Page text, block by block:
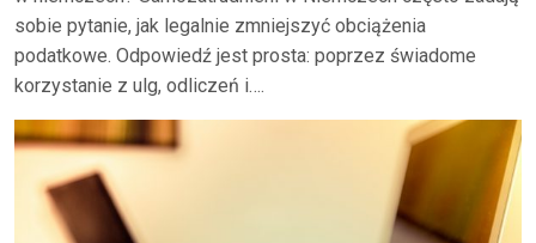
sobie pytanie, jak legalnie zmniejszyć obciążenia
podatkowe. Odpowiedź jest prosta: poprzez świadome
korzystanie z ulg, odliczeń i….